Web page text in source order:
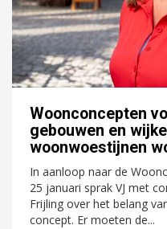
Woonconcepten
gebouwen en
woonwoestijnen
In aanloop naar de
25 januari sprak VJ met
Frijling over het belang
concept. Er moeten de...